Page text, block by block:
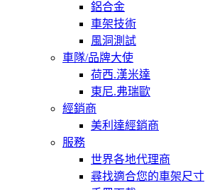
鋁合金
車架技術
風洞測試
車隊/品牌大使
荷西.漢米達
東尼.弗瑞歐
經銷商
美利達經銷商
服務
世界各地代理商
尋找適合您的車架尺寸